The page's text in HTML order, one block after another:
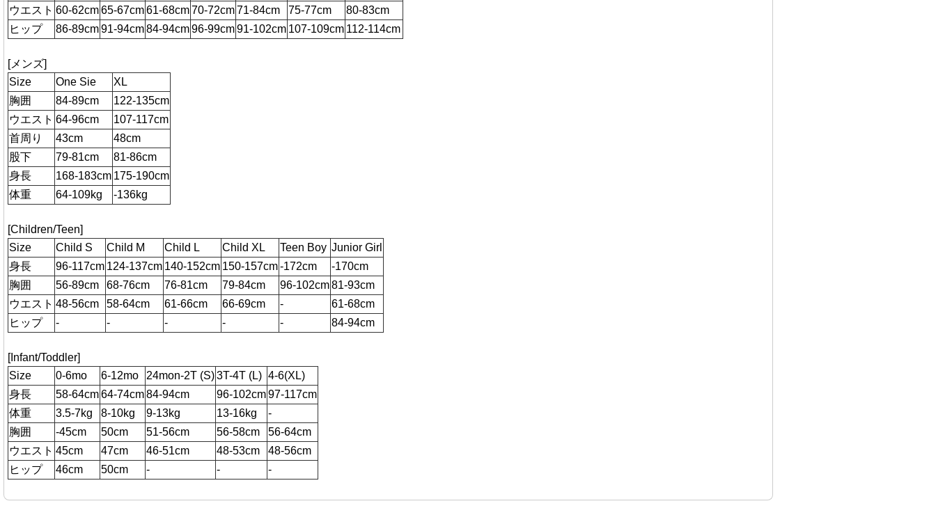
ウエスト 60-62cm65-67cm61-68cm70-72cm71-84cm 75-77cm
80-83cm
ヒップ
86-89cm91-94cm84-94cm96-99cm91-102cm 107-109cm 112-114cm
[メンズ]
Size
One Sie
XL
胸囲
84-89cm
122-135cm
ウエスト 64-96cm
107-117cm
首周り
43cm
48cm
股下
79-81cm
81-86cm
身長
168-183cm 175-190cm
体重
64-109kg -136kg
[Children/Teen]
Size
Child S Child M Child L Child XL Teen Boy Junior Girl
身長
96-117cm 124-137cm 140-152cm 150-157cm-172cm
-170cm
胸囲
56-89cm 68-76cm 76-81cm 79-84cm 96-102cm81-93cm
ウエスト 48-56cm 58-64cm 61-66cm 66-69cm -
61-68cm
ヒップ
- - - - - 84-94cm
[Infant/Toddler]
Size
0-6mo 6-12mo 24mon-2T (S)3T-4T (L) 4-6(XL)
身長
58-64cm64-74cm84-94cm 96-102cm97-117cm
体重
3.5-7kg 8-10kg 9-13kg 13-16kg
-
胸囲
-45cm 50cm 51-56cm 56-58cm
56-64cm
ウエスト 45cm 47cm 46-51cm 48-53cm
48-56cm
ヒップ
46cm 50cm - - -